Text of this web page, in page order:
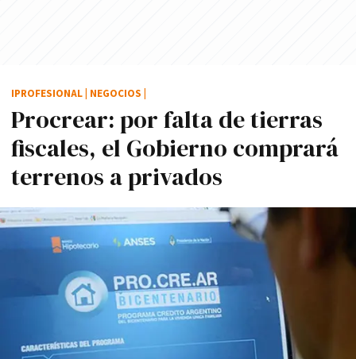
Procrear: por falta de tierras
fiscales, el Gobierno comprará
terrenos a privados
IPROFESIONAL NEGOCIOS